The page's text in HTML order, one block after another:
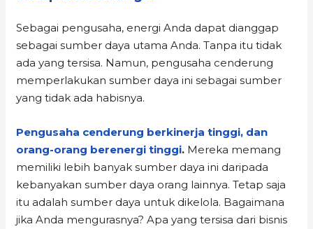
Sebagai pengusaha, energi Anda dapat dianggap
sebagai sumber daya utama Anda. Tanpa itu tidak
ada yang tersisa. Namun, pengusaha cenderung
memperlakukan sumber daya ini sebagai sumber
yang tidak ada habisnya.
Pengusaha cenderung berkinerja tinggi, dan
orang-orang berenergi tinggi. Mereka memang
memiliki lebih banyak sumber daya ini daripada
kebanyakan sumber daya orang lainnya. Tetap saja
itu adalah sumber daya untuk dikelola. Bagaimana
jika Anda mengurasnya? Apa yang tersisa dari bisnis